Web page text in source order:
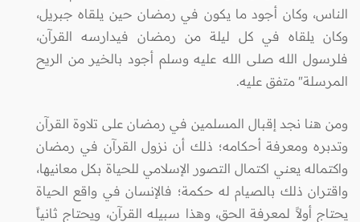
الناس، وكان أجود ما يكون في رمضان حين يلقاه جبريل،
وكان يلقاه في كل ليلة من رمضان فيدارسه القرآن،
فلرسول الله صلى الله عليه وسلم أجود بالخير من الريح
المرسلة" متفق عليه.
ومن هنا نجد إقبال المسلمين في رمضان على تلاوة القرآن
وتدبره ومعرفة أحكامه؛ ذلك أن نزول القرآن في رمضان
واكتماله يعني اكتمال التصور الإسلامي للحياة بكل معانيها،
واقتران ذلك بالصيام له حكمة؛ فالإنسان في واقع الحياة
يحتاج أولاً لمعرفة الحق، وهذا سبيله القرآن، ويحتاج ثانياً